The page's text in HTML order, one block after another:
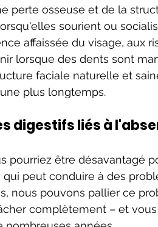
perte osseuse et de la
sourient ou
affaissée du visage, aux
lorsque des dents sont
faciale naturelle et
plus longtemps.
digestifs liés à
pourriez être désavantagé
peut conduire à des
nous pouvons pallier ce
complètement – et